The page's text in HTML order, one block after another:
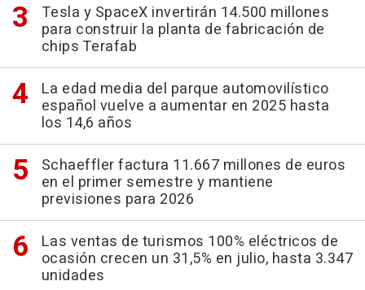
Tesla y SpaceX invertirán 14.500 millones
para construir la planta de fabricación de
chips Terafab
La edad media del parque automovilístico
español vuelve a aumentar en 2025 hasta
los 14,6 años
Schaeffler factura 11.667 millones de euros
en el primer semestre y mantiene
previsiones para 2026
Las ventas de turismos 100% eléctricos de
ocasión crecen un 31,5% en julio, hasta 3.347
unidades